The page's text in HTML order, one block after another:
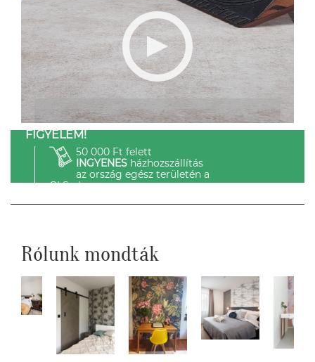
FIGYELEM!
50 000 Ft felett
INGYENESházhozszállítás
az ország egész területén a
GLS-el.
Rólunk mondták